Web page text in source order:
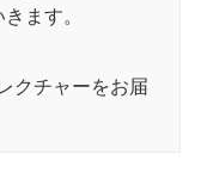
ます。
クチャーをお届